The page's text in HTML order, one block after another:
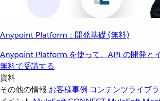
Anypoint Platform：開発基礎 (無料)
Anypoint Platform を使って、API の開発と
無料で受講する
資料
その他の情報 お客様事例 コンテンツライブラ